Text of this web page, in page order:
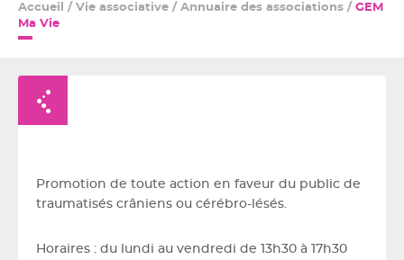
Accueil / Vie associative / Annuaire des associations / GEM
Ma Vie
Promotion de toute action en faveur du public de
traumatisés crâniens ou cérébro-lésés.
Horaires : du lundi au vendredi de 13h30 à 17h30